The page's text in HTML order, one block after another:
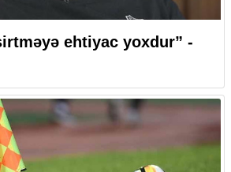
ehtiyac yoxdur” -